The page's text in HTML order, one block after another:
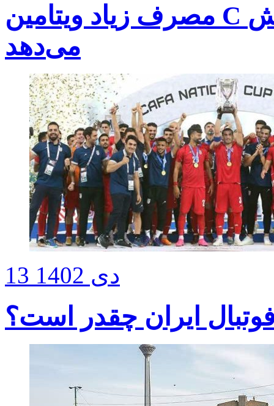
مصرف زیاد ویتامین C خطر سنگ کلیه را افزایش
می‌دهد
13 دی 1402
ایران چقدر است؟